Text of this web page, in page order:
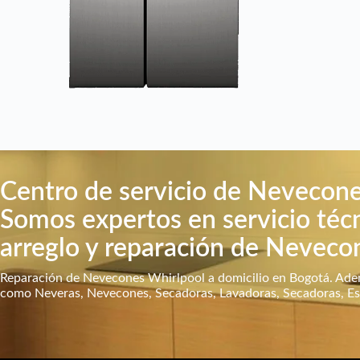
Centro de servicio de
Somos expertos en servicio
arreglo y reparación de
Reparación de Nevecones Whirlpool a domicilio en Bogotá.
como Neveras, Nevecones, Secadoras, Lavadoras, Secadoras,